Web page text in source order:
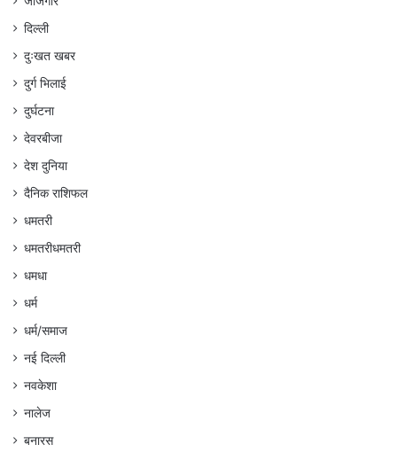
दिल्ली
दुःखत खबर
दुर्ग भिलाई
दुर्घटना
देवरबीजा
देश दुनिया
दैनिक राशिफल
धमतरी
धमतरीधमतरी
धमधा
धर्म
धर्म/समाज
नई दिल्ली
नवकेशा
नालेज
बनारस